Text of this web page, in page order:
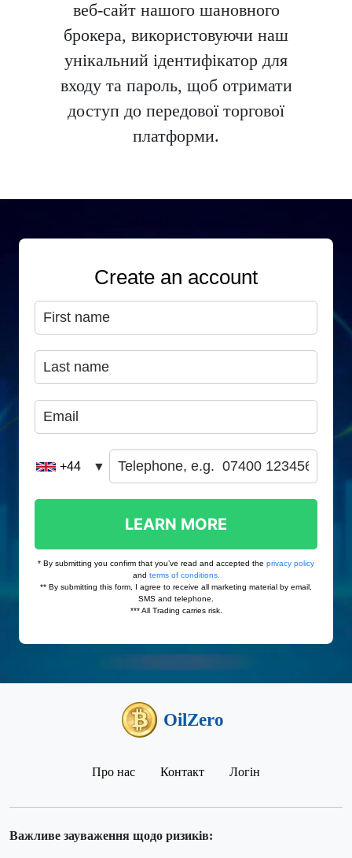
веб-сайт нашого шановного
брокера, використовуючи наш
унікальний ідентифікатор для
входу та пароль, щоб отримати
доступ до передової торгової
платформи.
OilZero
Про нас Контакт Логін
Важливе зауваження щодо ризиків: